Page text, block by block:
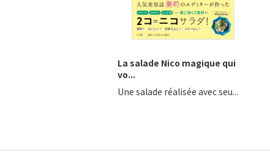
La salade Nico magique qui
vo...
Une salade réalisée avec seu...